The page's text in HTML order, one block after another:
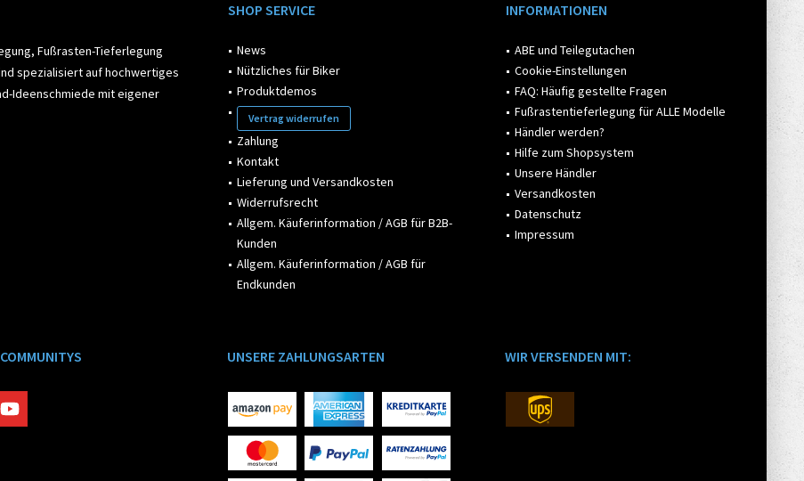
Fußrasten-Tieferlegung
spezialisiert auf hochwertiges
Ideenschmiede mit eigener
SHOP SERVICE
News
Nützliches für Biker
Produktdemos
Vertrag widerrufen
Zahlung
Kontakt
Lieferung und Versandkosten
Widerrufsrecht
Allgem. Käuferinformation / AGB für B2B-
Kunden
Allgem. Käuferinformation / AGB für
Endkunden
INFORMATIONEN
ABE und Teilegutachen
Cookie-Einstellungen
FAQ: Häufig gestellte Fragen
Fußrastentieferlegung für ALLE Modelle
Händler werden?
Hilfe zum Shopsystem
Unsere Händler
Versandkosten
Datenschutz
Impressum
UNSERE ZAHLUNGSARTEN WIR VERSENDEN MIT: